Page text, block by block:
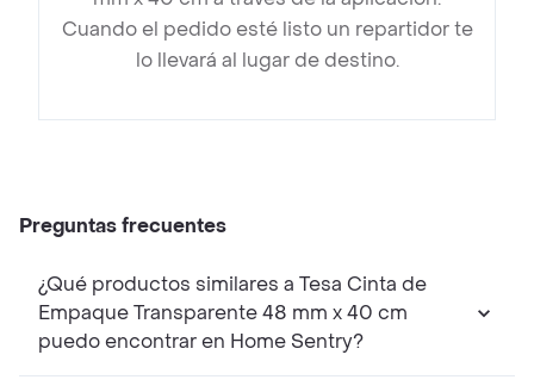
Cuando el pedido esté listo un repartidor te
lo llevará al lugar de destino.
Preguntas frecuentes
¿Qué productos similares a Tesa Cinta de
Empaque Transparente 48 mm x 40 cm
puedo encontrar en Home Sentry?